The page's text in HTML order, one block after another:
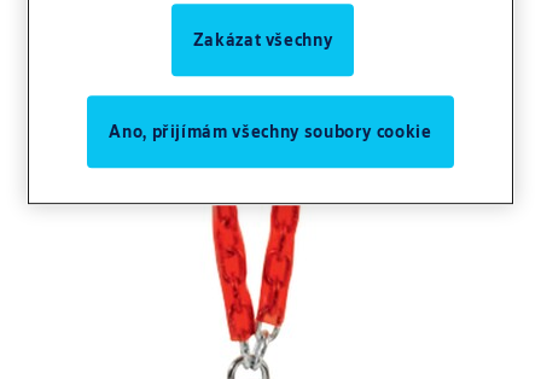
Zakázat všechny
Ano, přijímám všechny soubory cookie